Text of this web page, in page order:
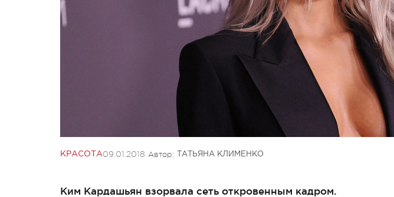
КРАСОТА09.01.2018 Автор: ТАТЬЯНА КЛИМЕНКО
Ким Кардашьян взорвала сеть откровенным кадром.